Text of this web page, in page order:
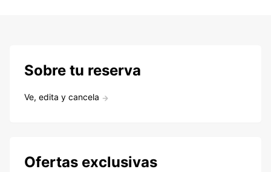
Sobre tu reserva
Ve, edita y cancela
Ofertas exclusivas